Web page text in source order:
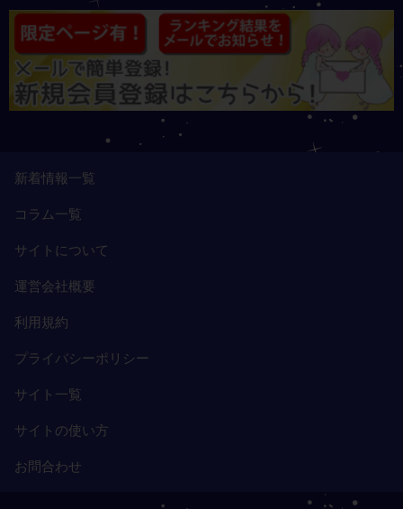
新着情報一覧
コラム一覧
サイトについて
運営会社概要
利用規約
プライバシーポリシー
サイト一覧
サイトの使い方
お問合わせ